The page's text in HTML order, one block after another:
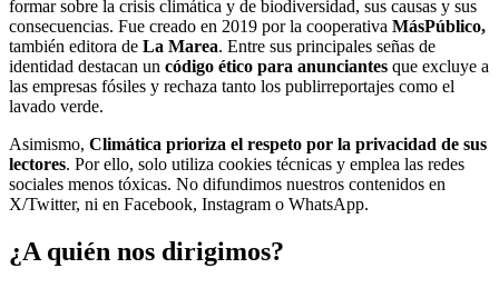
formar sobre la crisis climática y de biodiversidad, sus causas y sus
consecuencias. Fue creado en 2019 por la cooperativa MásPúblico,
también editora de La Marea. Entre sus principales señas de
identidad destacan un código ético para anunciantes que excluye a
las empresas fósiles y rechaza tanto los publirreportajes como el
lavado verde.
Asimismo, Climática prioriza el respeto por la privacidad de sus
lectores. Por ello, solo utiliza cookies técnicas y emplea las redes
sociales menos tóxicas. No difundimos nuestros contenidos en
X/Twitter, ni en Facebook, Instagram o WhatsApp.
¿A quién nos dirigimos?